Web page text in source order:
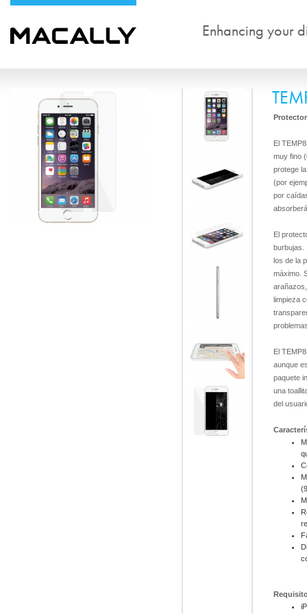
Enhancing your
El
muy fino
protege
(por
por
El
burbujas.
los de la
máximo.
limpieza
El
aunque
paquete
una
del